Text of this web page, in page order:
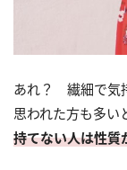
あれ？ 繊細で気
思われた方も多い
持てない人は性質